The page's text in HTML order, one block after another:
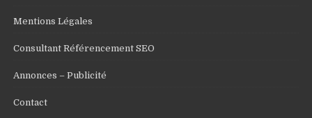
Mentions Légales
Consultant Référencement SEO
Annonces – Publicité
Contact